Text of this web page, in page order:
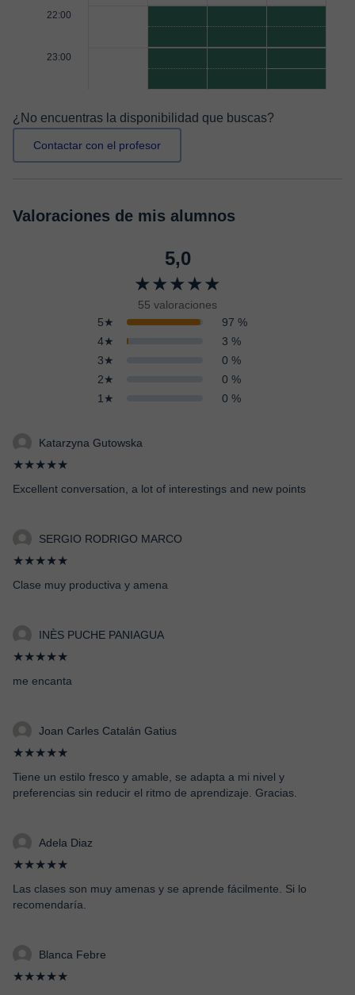
22:00
23:00
¿No encuentras la disponibilidad que buscas?
Contactar con el profesor
Valoraciones de mis alumnos
5,0
★★★★★
55 valoraciones
5★
97 %
4★
3 %
3★
0 %
2★
0 %
1★
0 %
Katarzyna Gutowska
★★★★★
Excellent conversation, a lot of interestings and new points
SERGIO RODRIGO MARCO
★★★★★
Clase muy productiva y amena
INÈS PUCHE PANIAGUA
★★★★★
me encanta
Joan Carles Catalán Gatius
★★★★★
Tiene un estilo fresco y amable, se adapta a mi nivel y
preferencias sin reducir el ritmo de aprendizaje. Gracias.
Adela Diaz
★★★★★
Las clases son muy amenas y se aprende fácilmente. Si lo
recomendaría.
Blanca Febre
★★★★★